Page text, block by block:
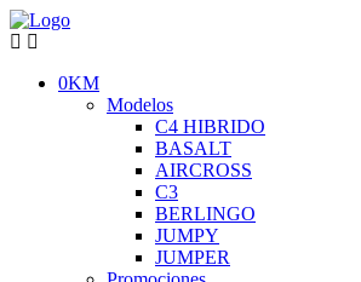
0KM
Modelos
C4 HIBRIDO
BASALT
AIRCROSS
C3
BERLINGO
JUMPY
JUMPER